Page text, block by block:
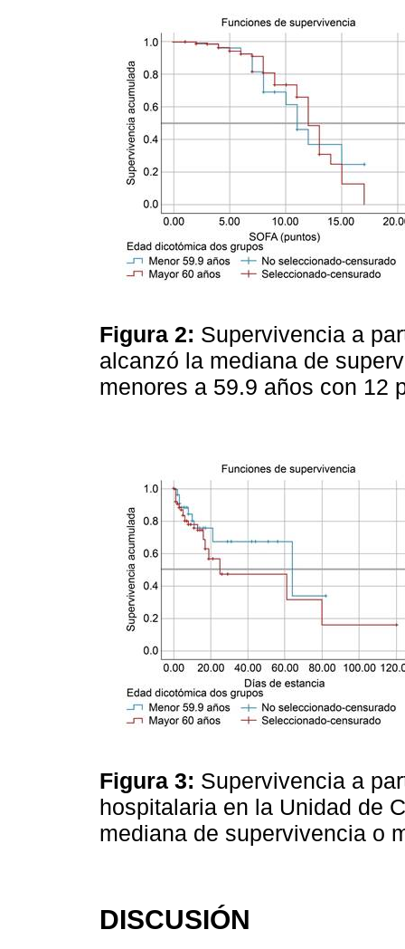
Figura 2: Supervivencia a
alcanzó la mediana de
menores a 59.9 años con 12
Figura 3: Supervivencia a
hospitalaria en la Unidad de
mediana de supervivencia o
DISCUSIÓN